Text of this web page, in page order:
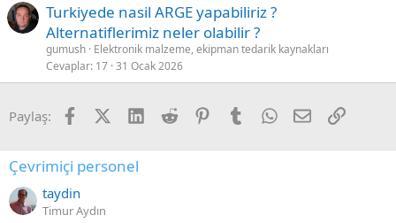
Turkiyede nasil ARGE yapabiliriz ?
Alternatiflerimiz neler olabilir ?
gumush Elektronik malzeme, ekipman tedarik kaynakları
Cevaplar 17 31 Ocak 2026
Paylaş: FacebookX (Twitter)
LinkedIn
Reddit PinterestTumblrWhatsApp
E-postaLink
Çevrimiçi personel
taydin
Timur Aydın